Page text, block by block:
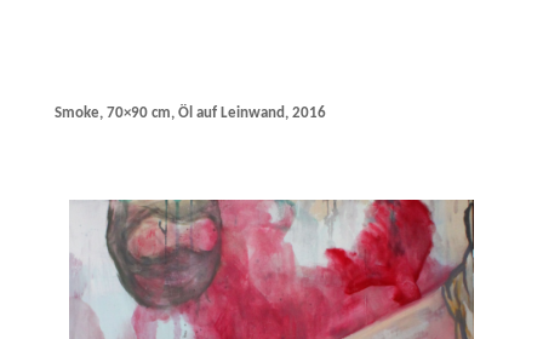
Smoke, 70×90 cm, Öl auf Leinwand, 2016